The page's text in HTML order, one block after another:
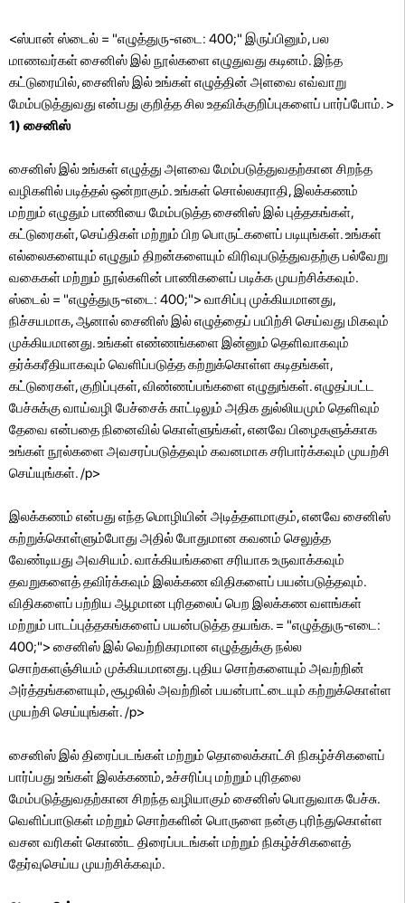
<ஸ்பான் ஸ்டைல் ​​= "எழுத்துரு-எடை: 400;" இருப்பினும், பல
மாணவர்கள் சைனிஸ் இல் நூல்களை எழுதுவது கடினம். இந்த
கட்டுரையில், சைனிஸ் இல் உங்கள் எழுத்தின் அளவை எவ்வாறு
மேம்படுத்துவது என்பது குறித்த சில உதவிக்குறிப்புகளைப் பார்ப்போம். >
1) சைனிஸ்
சைனிஸ் இல் உங்கள் எழுத்து அளவை மேம்படுத்துவதற்கான சிறந்த
வழிகளில் படித்தல் ஒன்றாகும். உங்கள் சொல்லகராதி, இலக்கணம்
மற்றும் எழுதும் பாணியை மேம்படுத்த சைனிஸ் இல் புத்தகங்கள்,
கட்டுரைகள், செய்திகள் மற்றும் பிற பொருட்களைப் படியுங்கள். உங்கள்
எல்லைகளையும் எழுதும் திறன்களையும் விரிவுபடுத்துவதற்கு பல்வேறு
வகைகள் மற்றும் நூல்களின் பாணிகளைப் படிக்க முயற்சிக்கவும்.
ஸ்டைல் ​​= "எழுத்துரு-எடை: 400;"> வாசிப்பு முக்கியமானது,
நிச்சயமாக, ஆனால் சைனிஸ் இல் எழுத்தைப் பயிற்சி செய்வது மிகவும்
முக்கியமானது. உங்கள் எண்ணங்களை இன்னும் தெளிவாகவும்
தர்க்கரீதியாகவும் வெளிப்படுத்த கற்றுக்கொள்ள கடிதங்கள்,
கட்டுரைகள், குறிப்புகள், விண்ணப்பங்களை எழுதுங்கள். எழுதப்பட்ட
பேச்சுக்கு வாய்வழி பேச்சைக் காட்டிலும் அதிக துல்லியமும் தெளிவும்
தேவை என்பதை நினைவில் கொள்ளுங்கள், எனவே பிழைகளுக்காக
உங்கள் நூல்களை அவசரப்படுத்தவும் கவனமாக சரிபார்க்கவும் முயற்சி
செய்யுங்கள். /p>
இலக்கணம் என்பது எந்த மொழியின் அடித்தளமாகும், எனவே சைனிஸ்
கற்றுக்கொள்ளும்போது அதில் போதுமான கவனம் செலுத்த
வேண்டியது அவசியம். வாக்கியங்களை சரியாக உருவாக்கவும்
தவறுகளைத் தவிர்க்கவும் இலக்கண விதிகளைப் பயன்படுத்தவும்.
விதிகளைப் பற்றிய ஆழமான புரிதலைப் பெற இலக்கண வளங்கள்
மற்றும் பாடப்புத்தகங்களைப் பயன்படுத்த தயங்க. = "எழுத்துரு-எடை:
400;"> சைனிஸ் இல் வெற்றிகரமான எழுத்துக்கு நல்ல
சொற்களஞ்சியம் முக்கியமானது. புதிய சொற்களையும் அவற்றின்
அர்த்தங்களையும், சூழலில் அவற்றின் பயன்பாட்டையும் கற்றுக்கொள்ள
முயற்சி செய்யுங்கள். /p>
சைனிஸ் இல் திரைப்படங்கள் மற்றும் தொலைக்காட்சி நிகழ்ச்சிகளைப்
பார்ப்பது உங்கள் இலக்கணம், உச்சரிப்பு மற்றும் புரிதலை
மேம்படுத்துவதற்கான சிறந்த வழியாகும் சைனிஸ் பொதுவாக பேச்சு.
வெளிப்பாடுகள் மற்றும் சொற்களின் பொருளை நன்கு புரிந்துகொள்ள
வசன வரிகள் கொண்ட திரைப்படங்கள் மற்றும் நிகழ்ச்சிகளைத்
தேர்வுசெய்ய முயற்சிக்கவும்.